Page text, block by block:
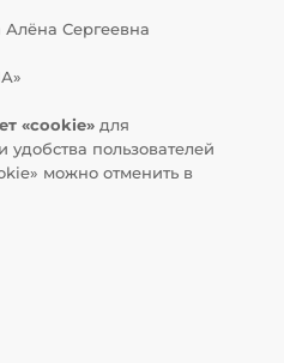
Сергеевна
«cookie» для
пользователей
можно отменить в